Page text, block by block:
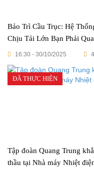
Bảo Trì Cầu Trục: Hệ
Chịu Tải Lớn Bạn Phải
16:30 - 30/10/2025
ĐÃ THỰC HIỆN
Tập đoàn Quang Trung
thầu tại Nhà máy Nhiệt